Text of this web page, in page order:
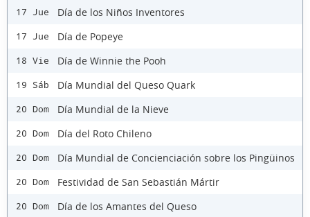
17 Jue Día de los Niños Inventores
17 Jue Día de Popeye
18 Vie Día de Winnie the Pooh
19 Sáb Día Mundial del Queso Quark
20 Dom Día Mundial de la Nieve
20 Dom Día del Roto Chileno
20 Dom Día Mundial de Concienciación sobre los Pingüinos
20 Dom Festividad de San Sebastián Mártir
20 Dom Día de los Amantes del Queso